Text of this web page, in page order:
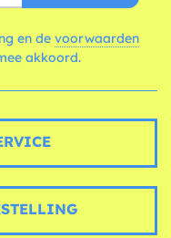
en de voorwaarden
akkoord.